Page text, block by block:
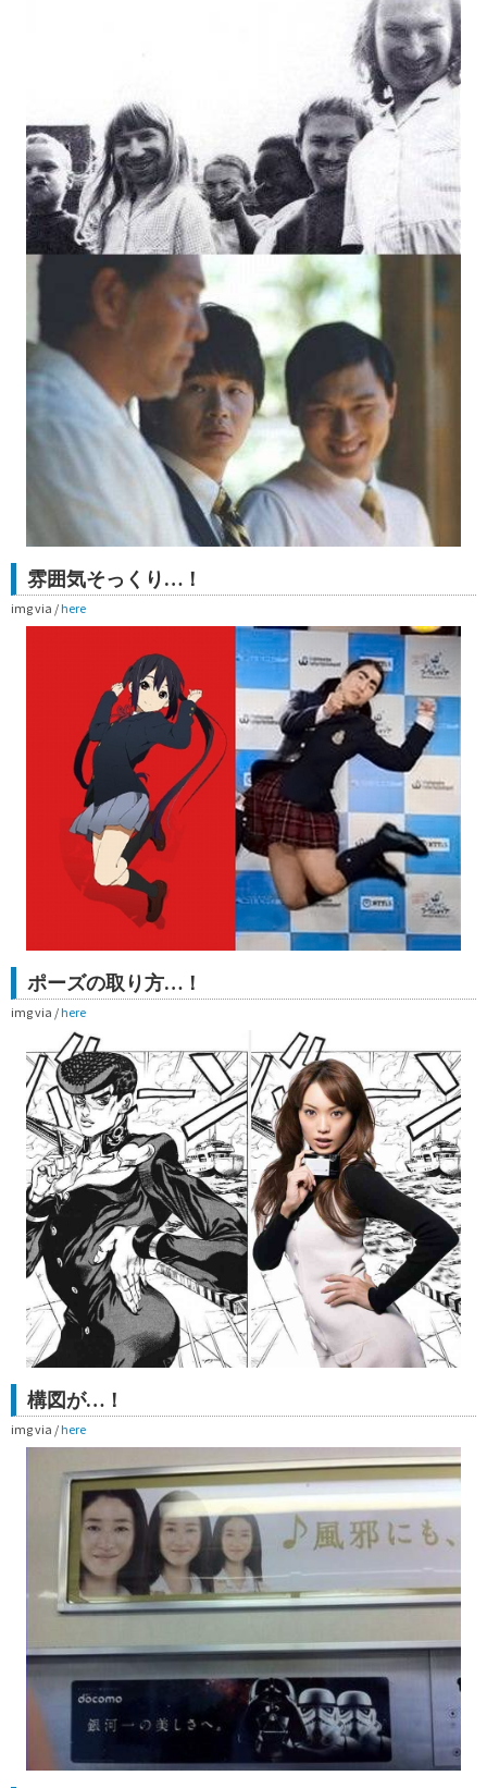
雰囲気そっくり…！
img via / here
ポーズの取り方…！
img via / here
構図が…！
img via / here